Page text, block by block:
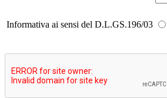
Informativa ai sensi del D.L.GS.196/03